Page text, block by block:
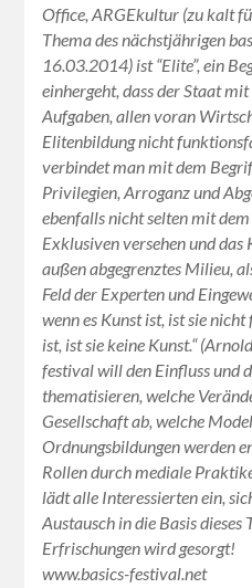
Office, ARGEkultur (zu kalt
Thema des nächstjährigen
16.03.2014) ist “Elite”, ein
einhergeht, dass der Staat
Aufgaben, allen voran
Elitenbildung nicht
verbindet man mit dem
Privilegien, Arroganz und
ebenfalls nicht selten mit
Exklusiven versehen und
außen abgegrenztes Milieu,
Feld der Experten und
wenn es Kunst ist, ist sie
ist, ist sie keine Kunst.“
festival will den Einfluss und
thematisieren, welche
Gesellschaft ab, welche
Ordnungsbildungen werden
Rollen durch mediale
lädt alle Interessierten ein,
Austausch in die Basis dieses
Erfrischungen wird gesorgt!
www.basics-festival.net